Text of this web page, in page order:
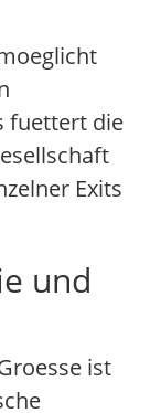
fuettert die
Exits
und
ist